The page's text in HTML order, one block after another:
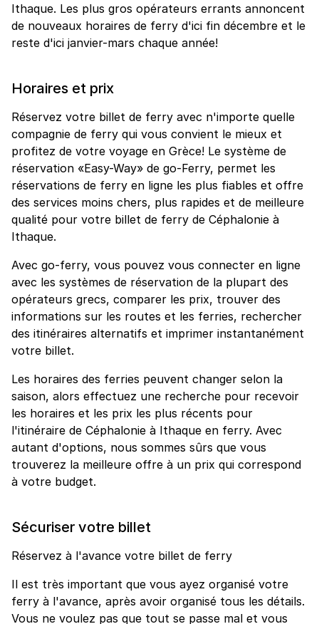
Ithaque. Les plus gros opérateurs errants annoncent
de nouveaux horaires de ferry d'ici fin décembre et le
reste d'ici janvier-mars chaque année!
Horaires et prix
Réservez votre billet de ferry avec n'importe quelle
compagnie de ferry qui vous convient le mieux et
profitez de votre voyage en Grèce! Le système de
réservation «Easy-Way» de go-Ferry, permet les
réservations de ferry en ligne les plus fiables et offre
des services moins chers, plus rapides et de meilleure
qualité pour votre billet de ferry de Céphalonie à
Ithaque.
Avec go-ferry, vous pouvez vous connecter en ligne
avec les systèmes de réservation de la plupart des
opérateurs grecs, comparer les prix, trouver des
informations sur les routes et les ferries, rechercher
des itinéraires alternatifs et imprimer instantanément
votre billet.
Les horaires des ferries peuvent changer selon la
saison, alors effectuez une recherche pour recevoir
les horaires et les prix les plus récents pour
l'itinéraire de Céphalonie à Ithaque en ferry. Avec
autant d'options, nous sommes sûrs que vous
trouverez la meilleure offre à un prix qui correspond
à votre budget.
Sécuriser votre billet
Réservez à l'avance votre billet de ferry
Il est très important que vous ayez organisé votre
ferry à l'avance, après avoir organisé tous les détails.
Vous ne voulez pas que tout se passe mal et vous